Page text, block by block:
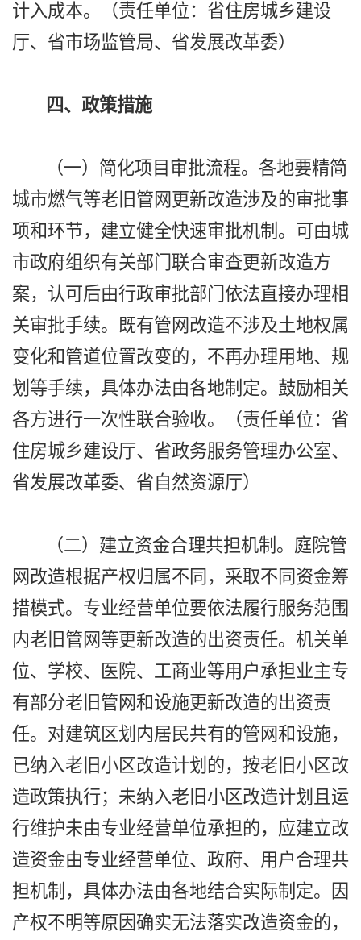
计入成本。（责任单位：省住房城乡建设
厅、省市场监管局、省发展改革委）
四、政策措施
（一）简化项目审批流程。各地要精简
城市燃气等老旧管网更新改造涉及的审批事
项和环节，建立健全快速审批机制。可由城
市政府组织有关部门联合审查更新改造方
案，认可后由行政审批部门依法直接办理相
关审批手续。既有管网改造不涉及土地权属
变化和管道位置改变的，不再办理用地、规
划等手续，具体办法由各地制定。鼓励相关
各方进行一次性联合验收。（责任单位：省
住房城乡建设厅、省政务服务管理办公室、
省发展改革委、省自然资源厅）
（二）建立资金合理共担机制。庭院管
网改造根据产权归属不同，采取不同资金筹
措模式。专业经营单位要依法履行服务范围
内老旧管网等更新改造的出资责任。机关单
位、学校、医院、工商业等用户承担业主专
有部分老旧管网和设施更新改造的出资责
任。对建筑区划内居民共有的管网和设施，
已纳入老旧小区改造计划的，按老旧小区改
造政策执行；未纳入老旧小区改造计划且运
行维护未由专业经营单位承担的，应建立改
造资金由专业经营单位、政府、用户合理共
担机制，具体办法由各地结合实际制定。因
产权不明等原因确实无法落实改造资金的，